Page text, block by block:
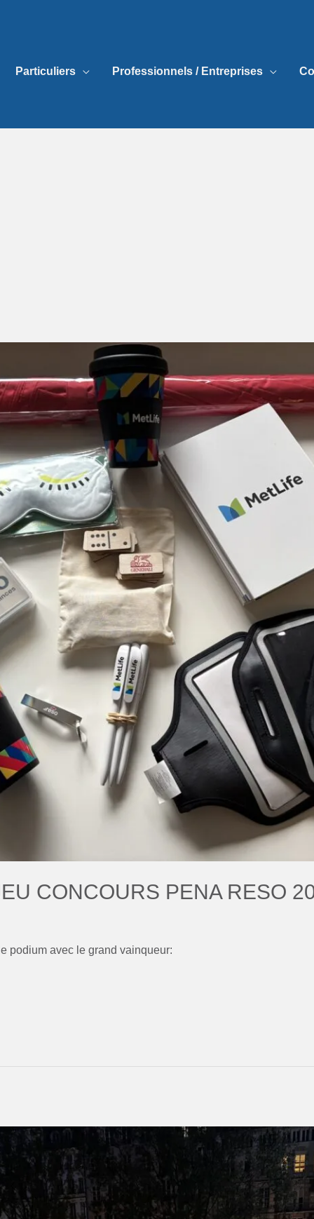
Particuliers Professionnels / Entreprises
CONCOURS PENA RESO
podium avec le grand vainqueur: